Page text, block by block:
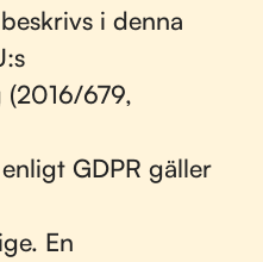
i denna
679,
GDPR gäller
En